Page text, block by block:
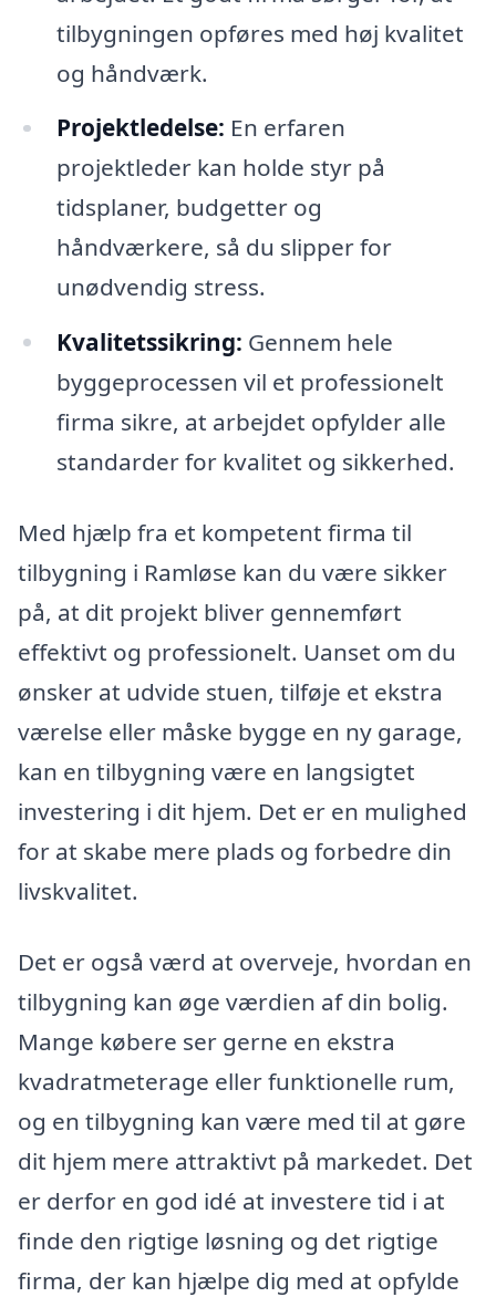
tilbygningen opføres med høj kvalitet
og håndværk.
Projektledelse: En erfaren
projektleder kan holde styr på
tidsplaner, budgetter og
håndværkere, så du slipper for
unødvendig stress.
Kvalitetssikring: Gennem hele
byggeprocessen vil et professionelt
firma sikre, at arbejdet opfylder alle
standarder for kvalitet og sikkerhed.
Med hjælp fra et kompetent firma til
tilbygning i Ramløse kan du være sikker
på, at dit projekt bliver gennemført
effektivt og professionelt. Uanset om du
ønsker at udvide stuen, tilføje et ekstra
værelse eller måske bygge en ny garage,
kan en tilbygning være en langsigtet
investering i dit hjem. Det er en mulighed
for at skabe mere plads og forbedre din
livskvalitet.
Det er også værd at overveje, hvordan en
tilbygning kan øge værdien af din bolig.
Mange købere ser gerne en ekstra
kvadratmeterage eller funktionelle rum,
og en tilbygning kan være med til at gøre
dit hjem mere attraktivt på markedet. Det
er derfor en god idé at investere tid i at
finde den rigtige løsning og det rigtige
firma, der kan hjælpe dig med at opfylde